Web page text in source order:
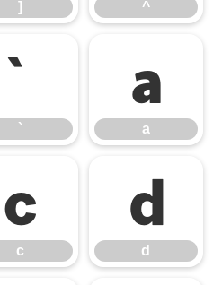
] ^
`
`
a
a
c
c
d
d